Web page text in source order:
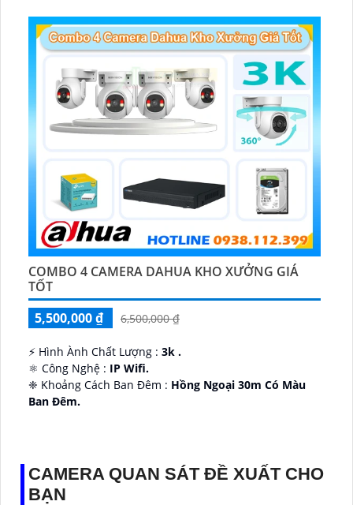
COMBO 4 CAMERA DAHUA KHO XƯỞNG GIÁ
TỐT
5,500,000 ₫
6,500,000 ₫
️⚡ Hình Ành Chất Lượng : 3k .
⚛️ Công Nghệ : IP Wifi.
❈ Khoảng Cách Ban Đêm : Hồng Ngoại 30m Có Màu
Ban Ðêm.
CAMERA QUAN SÁT ĐỀ XUẤT CHO
BẠN